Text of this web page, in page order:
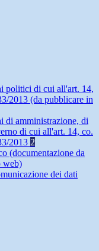
politici di cui all'art. 14,
2013 (da pubblicare in
di amministrazione, di
di cui all'art. 14, co.
2013 2
(documentazione da
web)
dei dati